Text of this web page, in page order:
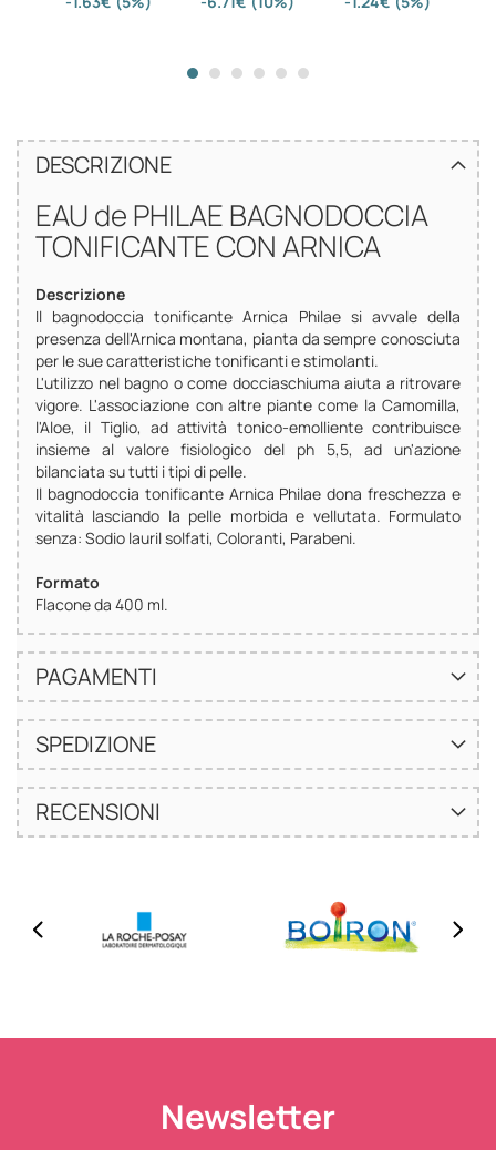
DESCRIZIONE
EAU de PHILAE BAGNODOCCIA
TONIFICANTE CON ARNICA
Descrizione
Il bagnodoccia tonificante Arnica Philae si avvale della
presenza dell'Arnica montana, pianta da sempre conosciuta
per le sue caratteristiche tonificanti e stimolanti.
L'utilizzo nel bagno o come docciaschiuma aiuta a ritrovare
vigore. L'associazione con altre piante come la Camomilla,
l'Aloe, il Tiglio, ad attività tonico-emolliente contribuisce
insieme al valore fisiologico del ph 5,5, ad un'azione
bilanciata su tutti i tipi di pelle.
Il bagnodoccia tonificante Arnica Philae dona freschezza e
vitalità lasciando la pelle morbida e vellutata. Formulato
senza: Sodio lauril solfati, Coloranti, Parabeni.
Formato
Flacone da 400 ml.
PAGAMENTI
SPEDIZIONE
RECENSIONI
Newsletter